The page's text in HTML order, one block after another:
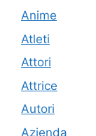
Anime
Atleti
Attori
Attrice
Autori
Azienda